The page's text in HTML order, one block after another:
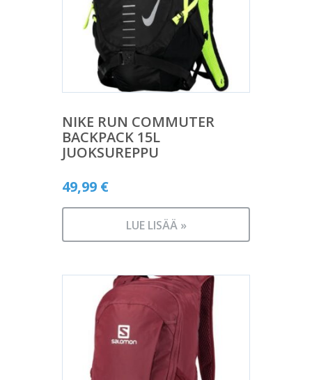
NIKE RUN COMMUTER
BACKPACK 15L
JUOKSUREPPU
49,99 €
LUE LISÄÄ »